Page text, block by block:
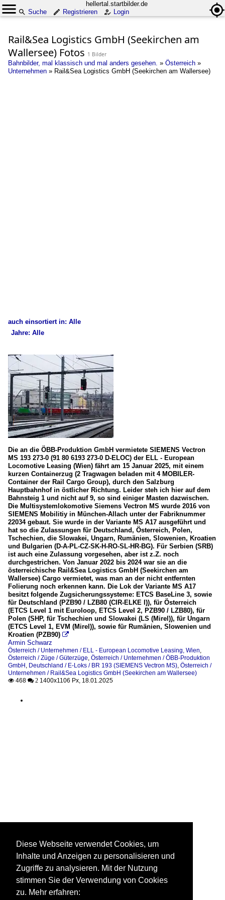
hellertal.startbilder.de
Suche
Registrieren Login
Rail&Sea Logistics GmbH (Seekirchen am
Wallersee) Fotos 1 Bilder
Bahnbilder, mal klassisch und mal anders gesehen. » Österreich »
Unternehmen » Rail&Sea Logistics GmbH (Seekirchen am Wallersee)
auch einsortiert in: Alle
Deutschland
E-Loks
BR 193 (SIEMENS Vectron MS)
Österreich
Unternehmen
ELL - European Locomotive Leasing, Wien
ÖBB-Produktion GmbH
Züge
Güterzüge
Jahre: Alle
Alle Jahre
2020
2025
Die an die ÖBB-Produktion GmbH vermietete SIEMENS Vectron
MS 193 273-0 (91 80 6193 273-0 D-ELOC) der ELL - European
Locomotive Leasing (Wien) fährt am 15 Januar 2025, mit einem
kurzen Containerzug (2 Tragwagen beladen mit 4 MOBILER-
Container der Rail Cargo Group), durch den Salzburg
Hauptbahnhof in östlicher Richtung. Leider steh ich hier auf dem
Bahnsteig 1 und nicht auf 9, so sind einiger Masten dazwischen.
Die Multisystemlokomotive Siemens Vectron MS wurde 2016 von
SIEMENS Mobilitiy in München-Allach unter der Fabriknummer
22034 gebaut. Sie wurde in der Variante MS A17 ausgeführt und
hat so die Zulassungen für Deutschland, Österreich, Polen,
Tschechien, die Slowakei, Ungarn, Rumänien, Slowenien, Kroatien
und Bulgarien (D-A-PL-CZ-SK-H-RO-SL-HR-BG). Für Serbien (SRB)
ist auch eine Zulassung vorgesehen, aber ist z.Z. noch
durchgestrichen. Von Januar 2022 bis 2024 war sie an die
österreichische Rail&Sea Logistics GmbH (Seekirchen am
Wallersee) Cargo vermietet, was man an der nicht entfernten
Folierung noch erkennen kann. Die Lok der Variante MS A17
besitzt folgende Zugsicherungssysteme: ETCS BaseLine 3, sowie
für Deutschland (PZB90 / LZB80 (CIR-ELKE I)), für Österreich
(ETCS Level 1 mit Euroloop, ETCS Level 2, PZB90 / LZB80), für
Polen (SHP, für Tschechien und Slowakei (LS (Mirel)), für Ungarn
(ETCS Level 1, EVM (Mirel)), sowie für Rumänien, Slowenien und
Kroatien (PZB90) 
Armin Schwarz
Österreich / Unternehmen / ELL - European Locomotive Leasing, Wien,
Österreich / Züge / Güterzüge, Österreich / Unternehmen / ÖBB-Produktion
GmbH , Deutschland / E-Loks / BR 193 (SIEMENS Vectron MS), Österreich /
Unternehmen / Rail&Sea Logistics GmbH (Seekirchen am Wallersee)
 468  2 1400x1106 Px, 18.01.2025
Diese Webseite verwendet Cookies, um
Inhalte und Anzeigen zu personalisieren und
Zugriffe zu analysieren. Mit der Nutzung
stimmen Sie der Verwendung von Cookies
zu. Mehr erfahren: